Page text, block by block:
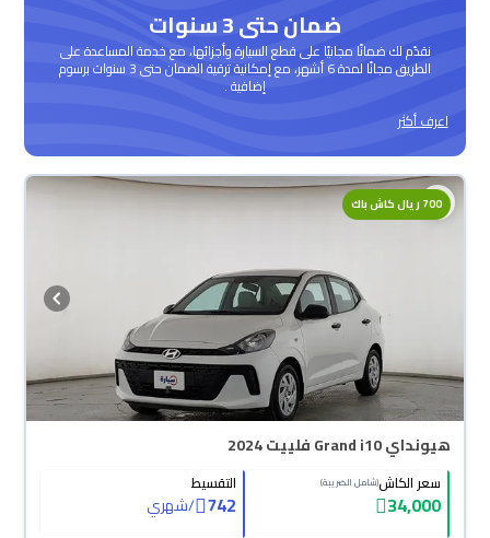
ضمان حتى 3 سنوات
نقدّم لك ضمانًا مجانيًا على قطع السيارة وأجزائها، مع خدمة المساعدة على
الطريق مجانًا لمدة 6 أشهر، مع إمكانية ترقية الضمان حتى 3 سنوات برسوم
إضافية .
اعرف أكثر
700 ريال كاش باك
هيونداي Grand i10 فلييت 2024
سعر الكاش(شامل الضريبة)
34,000
التقسيط
742
/شهري